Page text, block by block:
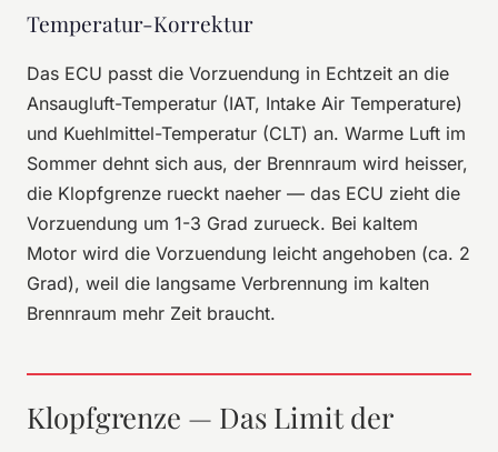
Temperatur-Korrektur
Das ECU passt die Vorzuendung in Echtzeit an die
Ansaugluft-Temperatur (IAT, Intake Air Temperature)
und Kuehlmittel-Temperatur (CLT) an. Warme Luft im
Sommer dehnt sich aus, der Brennraum wird heisser,
die Klopfgrenze rueckt naeher — das ECU zieht die
Vorzuendung um 1-3 Grad zurueck. Bei kaltem
Motor wird die Vorzuendung leicht angehoben (ca. 2
Grad), weil die langsame Verbrennung im kalten
Brennraum mehr Zeit braucht.
Klopfgrenze — Das Limit der